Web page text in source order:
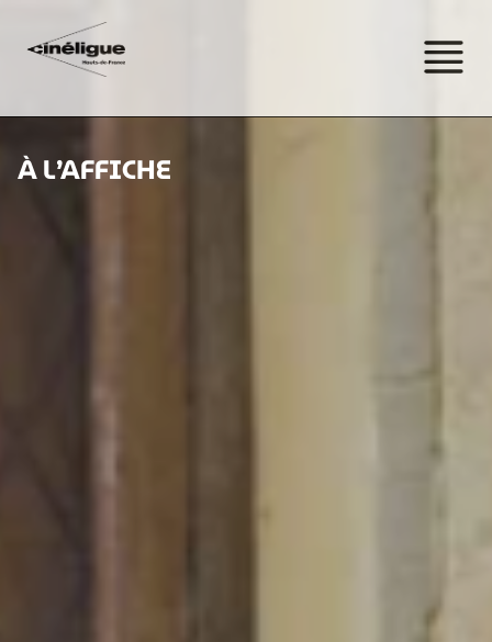
À L’AFFICHE